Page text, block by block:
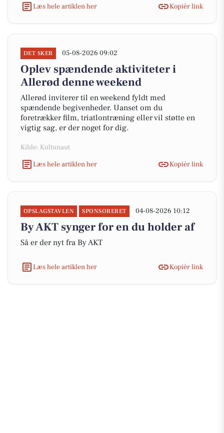
Læs hele artiklen her
Kopiér link
DET SKER 05-08-2026 09:02
Oplev spændende aktiviteter i
Allerød denne weekend
Allerød inviterer til en weekend fyldt med
spændende begivenheder. Uanset om du
foretrækker film, triatlontræning eller vil støtte en
vigtig sag, er der noget for dig.
Kilde: Kultunaut
Læs hele artiklen her
Kopiér link
OPSLAGSTAVLEN SPONSORERET 04-08-2026 10:12
By AKT synger for en du holder af
Så er der nyt fra By AKT
Læs hele artiklen her Kopiér link